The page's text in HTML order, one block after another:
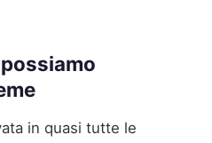
in quasi tutte le